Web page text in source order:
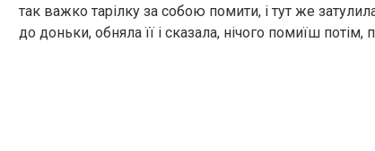
так важко тарілку за собою помити, і тут же
до доньки, обняла її і сказала, нічого помиїш